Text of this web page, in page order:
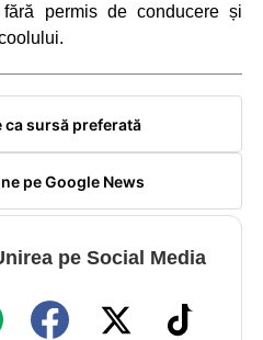
permis de conducere și
ca sursă preferată
pe Google News
pe Social Media